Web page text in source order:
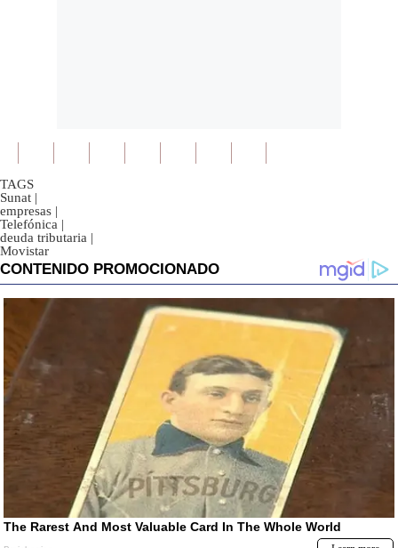
TAGS
Sunat |
empresas |
Telefónica |
deuda tributaria |
Movistar